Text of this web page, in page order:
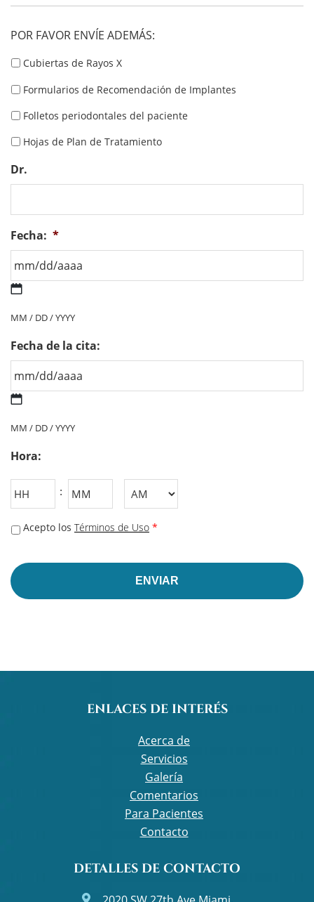
POR FAVOR ENVÍE ADEMÁS:
Cubiertas de Rayos X
Formularios de Recomendación de Implantes
Folletos periodontales del paciente
Hojas de Plan de Tratamiento
Dr.
Fecha: *
MM
DD
barra
AAAA
MM / DD / YYYY
Fecha de la cita:
MM
DD
barra
MM / DD / YYYY
Hora:
:
* Acepto los Términos de Uso *
ENLACES DE INTERÉS
Acerca de
Servicios
Galería
Comentarios
Para Pacientes
Contacto
DETALLES DE CONTACTO